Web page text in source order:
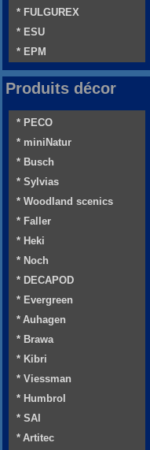
* FULGUREX
* ESU
* EPM
Produits décor
* PECO
* miniNatur
* Busch
* Sylvias
* Woodland scenics
* Faller
* Heki
* Noch
* DECAPOD
* Evergreen
* Auhagen
* Brawa
* Kibri
* Viessman
* Humbrol
* SAI
* Artitec